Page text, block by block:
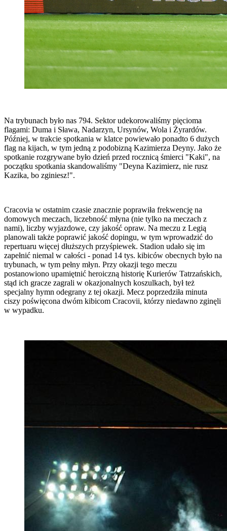
Na trybunach było nas 794. Sektor udekorowaliśmy pięcioma
flagami: Duma i Sława, Nadarzyn, Ursynów, Wola i Żyrardów.
Później, w trakcie spotkania w klatce powiewało ponadto 6 dużych
flag na kijach, w tym jedną z podobizną Kazimierza Deyny. Jako że
spotkanie rozgrywane było dzień przed rocznicą śmierci "Kaki", na
początku spotkania skandowaliśmy "Deyna Kazimierz, nie rusz
Kazika, bo zginiesz!".
Cracovia w ostatnim czasie znacznie poprawiła frekwencję na
domowych meczach, liczebność młyna (nie tylko na meczach z
nami), liczby wyjazdowe, czy jakość opraw. Na meczu z Legią
planowali także poprawić jakość dopingu, w tym wprowadzić do
repertuaru więcej dłuższych przyśpiewek. Stadion udało się im
zapełnić niemal w całości - ponad 14 tys. kibiców obecnych było na
trybunach, w tym pełny młyn. Przy okazji tego meczu
postanowiono upamiętnić heroiczną historię Kurierów Tatrzańskich,
stąd ich gracze zagrali w okazjonalnych koszulkach, był też
specjalny hymn odegrany z tej okazji. Mecz poprzedziła minuta
ciszy poświęcona dwóm kibicom Cracovii, którzy niedawno zginęli
w wypadku.